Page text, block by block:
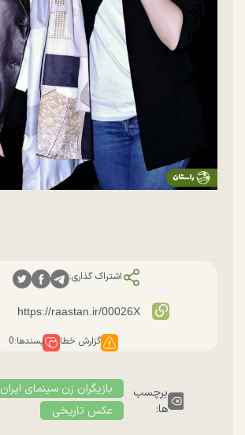
اشتراک گذاری:
گزارش خطا پسندها:0
برچسب
ها:
بازیگران زن سینمای ایران
عکس تاریخی